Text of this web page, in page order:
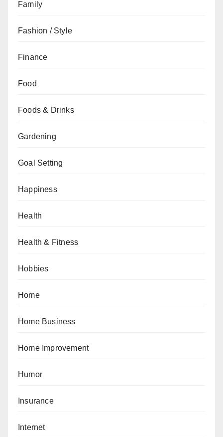
Family
Fashion / Style
Finance
Food
Foods & Drinks
Gardening
Goal Setting
Happiness
Health
Health & Fitness
Hobbies
Home
Home Business
Home Improvement
Humor
Insurance
Internet